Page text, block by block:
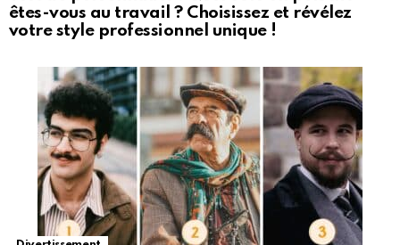
êtes-vous au travail ? Choisissez et révélez
votre style professionnel unique !